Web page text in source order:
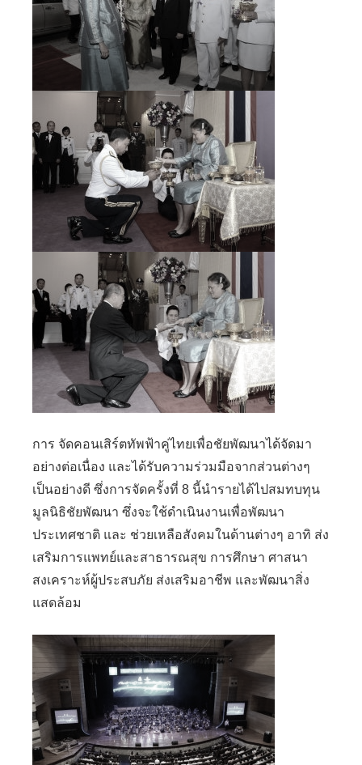
การ จัดคอนเสิร์ตทัพฟ้าคู่ไทยเพื่อชัยพัฒนาได้จัดมา
อย่างต่อเนื่อง และได้รับความร่วมมือจากส่วนต่างๆ
เป็นอย่างดี ซึ่งการจัดครั้งที่ 8 นี้นำรายได้ไปสมทบทุน
มูลนิธิชัยพัฒนา ซึ่งจะใช้ดำเนินงานเพื่อพัฒนา
ประเทศชาติ และ ช่วยเหลือสังคมในด้านต่างๆ อาทิ ส่ง
เสริมการแพทย์และสาธารณสุข การศึกษา ศาสนา
สงเคราะห์ผู้ประสบภัย ส่งเสริมอาชีพ และพัฒนาสิ่ง
แสดล้อม